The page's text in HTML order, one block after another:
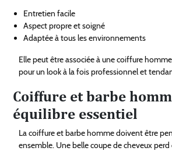
Entretien facile
Aspect propre et soigné
Adaptée à tous les environnements
Elle peut être associée à une coiffure
pour un look à la fois professionnel et
Coiffure et barbe
équilibre essentiel
La coiffure et barbe homme doivent être
ensemble. Une belle coupe de cheveux